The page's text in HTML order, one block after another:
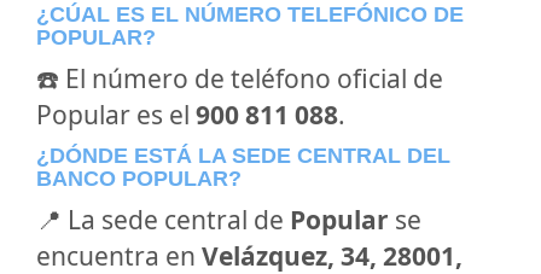
¿CÚAL ES EL NÚMERO TELEFÓNICO DE
POPULAR?
☎️ El número de teléfono oficial de
Popular es el 900 811 088.
¿DÓNDE ESTÁ LA SEDE CENTRAL DEL
BANCO POPULAR?
📍 La sede central de Popular se
encuentra en Velázquez, 34, 28001,